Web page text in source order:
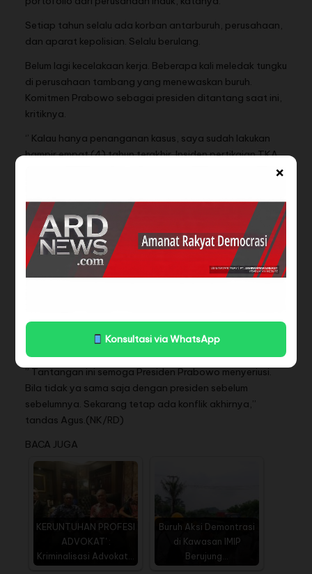
×
Konsultasi via WhatsApp
Setiap tahun selalu ada korban antarburuh, perusahaan,
dan aparat kepolisian. Selalu berulang.
Belum lagi kecelakaan kerja. Beberapa kali meledak tungku
di perusahaan tambang yang menewaskan buruh.
Komitmen Prabowo sebagai presiden ditantang saat ini,
kritiknya.
‘’ Kalau hanya penanganan kasus, saya sudah lakukan
hampir empat (4) tahun terakhir. Insiden pertikaian TKA
kasus ini terjadi,’’ terang advokat rakyat itu.
Pola badan atau tim nasional mesti dikendalikan
presiden. Bukan tidak percaya kementerian.
Karena selama ini kementerian sudah bekerja tapi
mengendalikan dengan kordinasi dengan kepala daerah
” Tantangan ini semoga Presiden Prabowo menyeriusi.
Bila tidak ya sama saja dengan presiden sebelum
sebelumnya. Sekarang tetap ada konflik akhirnya,’’
tandas Agus.(NK/RD)
BACA JUGA
KERUNTUHAN PROFESI
ADVOKAT' :
Kriminalisasi Advokat…
Buruh Aksi Demontrasi
di Kawasan IMIP
Berujung…